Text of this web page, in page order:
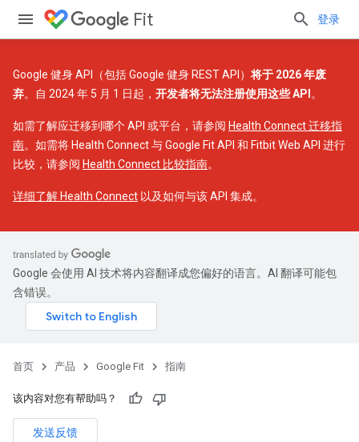
Fit 登录
Google 健身 API（包括 Google 健身 REST API） 将于 2026 年废
弃。自 2024 年 5 月 1 日起， 开发者将无法注册使用这些 API 。
如需了解应迁移到哪个 API 或平台，请参阅 Health Connect 迁移指
南。如需将 Health Connect 与 Google Fit API 和 Fitbit Web API 进行
比较，请参阅 Health Connect 比较指南。
详细了解 Health Connect 以及如何与该 API 集成。
Google 会使用 AI 技术将内容翻译成您偏好的语言。AI 翻译可能包
含错误。
首页 产品 Google Fit 指南
该内容对您有帮助吗？
发送反馈